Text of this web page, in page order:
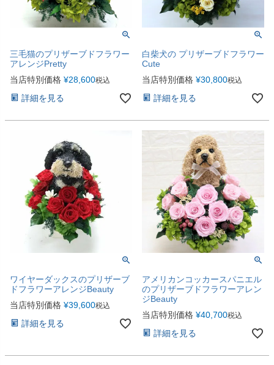
三毛猫のプリザーブドフラワー
アレンジPretty
当店特別価格 ¥28,600税込
詳細を見る
白柴犬の プリザーブドフラワー
Cute
当店特別価格 ¥30,800税込
詳細を見る
ワイヤーダックスのプリザーブ
ドフラワーアレンジBeauty
当店特別価格 ¥39,600税込
詳細を見る
アメリカンコッカースパニエル
のプリザーブドフラワーアレン
ジBeauty
当店特別価格 ¥40,700税込
詳細を見る